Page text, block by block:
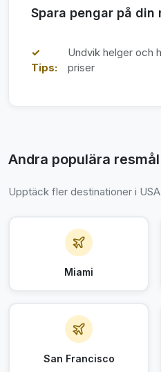
Spara pengar på din
✓
Tips:
Undvik helger och
priser
Andra populära resmål
Upptäck fler destinationer i USA
Miami
San Francisco